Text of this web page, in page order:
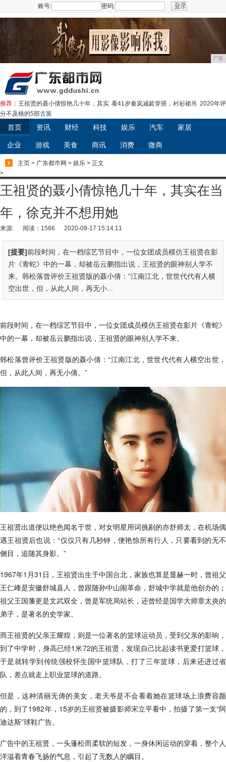
账号: 密码:
广告
推荐： 王祖贤的聂小倩惊艳几十年，其实 看41岁秦岚减龄穿搭，衬衫裙吊 2020年评
分不及格的5部古装
首页 资讯 财经 科技 娱乐 汽车 家居
企业 游戏 美食 商讯 消费 微商
主页 > 广东都市网 > 娱乐 > 正文
>
王祖贤的聂小倩惊艳几十年，其实在当
年，徐克并不想用她
来源: 阅读：1566 2020-09-17 15:14:11
[提要]前段时间，在一档综艺节目中，一位女团成员模仿王祖贤在影
片《青蛇》中的一幕，却被岳云鹏指出说，王祖贤的眼神别人学不
来。韩松落曾评价王祖贤版的聂小倩：“江南江北，世世代代有人横
空出世，但，从此人间，再无小...
前段时间，在一档综艺节目中，一位女团成员模仿王祖贤在影片《青蛇》
中的一幕，却被岳云鹏指出说，王祖贤的眼神别人学不来。
韩松落曾评价王祖贤版的聂小倩：“江南江北，世世代代有人横空出世，
但，从此人间，再无小倩。”
王祖贤出道便以绝色闻名于世，对女明星用词挑剔的亦舒师太，在机场偶
遇王祖贤后也说：“仅仅只有几秒钟，便艳惊所有行人，只要看到的无不
侧目，追随其身影。”
1967年1月31日，王祖贤出生于中国台北，家族也算是显赫一时，曾祖父
王仁峰是安徽舒城县人，曾跟随孙中山闹革命，舒城中学就是他创办的；
祖父王国藩更是文武双全，曾是军统局站长，还曾经是国学大师章太炎的
弟子，是著名的史学家。
而王祖贤的父亲王耀煌，则是一位著名的篮球运动员，受到父亲的影响，
到了中学时，身高已经1米72的王祖贤，发现自己比起读书更爱打篮球，
于是就转学到传统强校怀生国中篮球队，打了三年篮球，后来还进过省
队，差点就走上职业篮球的道路。
但是，这种清丽无俦的美女，老天爷是不会看着她在篮球场上浪费容颜
的，到了1982年，15岁的王祖贤被摄影师宋立平看中，拍摄了第一支“阿
迪达斯”球鞋广告。
广告中的王祖贤，一头蓬松而柔软的短发，一身休闲运动的穿着，整个人
洋溢着青春飞扬的气息，引起了无数人的瞩目。